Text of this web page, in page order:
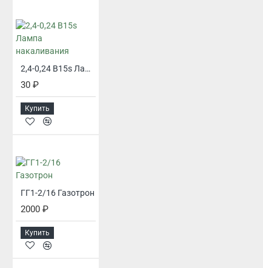
2,4-0,24 B15s Лампа накаливания
30 ₽
Купить
ГГ1-2/16 Газотрон
2000 ₽
Купить